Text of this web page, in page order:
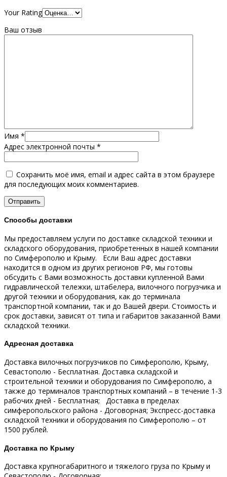
Your Rating
Ваш отзыв
Имя *
Адрес электронной почты *
Сохранить моё имя, email и адрес сайта в этом браузере
для последующих моих комментариев.
Способы доставки
Мы предоставляем услуги по доставке складской техники и
складского оборудования, приобретенных в нашей компании
по Симферополю и Крыму.
Если Ваш адрес доставки
находится в одном из других регионов РФ, мы готовы
обсудить с Вами возможность доставки купленной Вами
гидравлической тележки, штабелера, вилочного погрузчика и
другой техники и оборудования, как до терминала
транспортной компании, так и до Вашей двери. Стоимость и
срок доставки, зависят от типа и габаритов заказанной Вами
складской техники.
Адресная доставка
Доставка вилочных погрузчиков по Симферополю, Крыму,
Севастополю - Бесплатная. Доставка складской и
строительной техники и оборудования по Симферополю, а
также до терминалов транспортных компаний – в течение 1-3
рабочих дней - Бесплатная; Доставка в пределах
симферопольского района - Договорная; Экспресс-доставка
складской техники и оборудования по Симферополю – от
1500 рублей.
Доставка по Крыму
Доставка крупногабаритного и тяжелого груза по Крыму и